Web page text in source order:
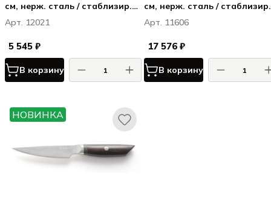
см, нерж. сталь / стаблизир.
дерево, цвет ручки - темно-
коричневый
Арт. 12021
5 545 ₽
В корзину
см, нерж. сталь / стаблизир.
дерево, цвет ручки - темно-
коричневый
Арт. 11606
17 576 ₽
В корзину
НОВИНКА